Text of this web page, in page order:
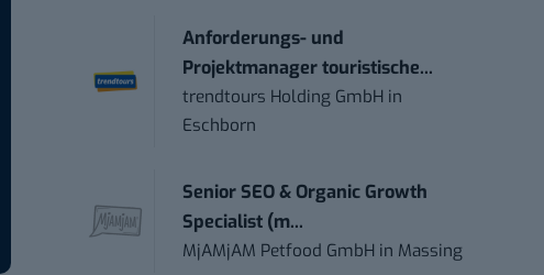
Anforderungs- und
Projektmanager touristische...
trendtours Holding GmbH in
Eschborn
Senior SEO & Organic Growth
Specialist (m...
MjAMjAM Petfood GmbH in Massing